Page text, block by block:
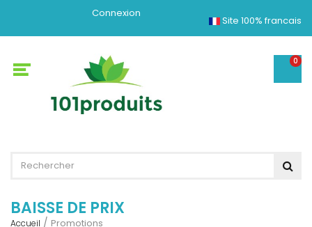
Connexion
Site 100% francais
0
BAISSE DE PRIX
Accueil Promotions